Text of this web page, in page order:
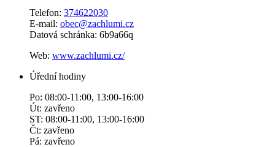
Telefon: 374622030
E-mail: obec@zachlumi.cz
Datová schránka: 6b9a66q
Web: www.zachlumi.cz/
Úřední hodiny
Po: 08:00-11:00, 13:00-16:00
Út: zavřeno
ST: 08:00-11:00, 13:00-16:00
Čt: zavřeno
Pá: zavřeno